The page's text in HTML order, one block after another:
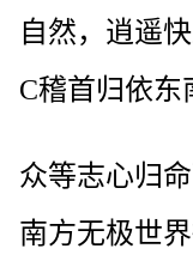
自然，逍遥
C稽首归依东
众等志心归
南方无极世